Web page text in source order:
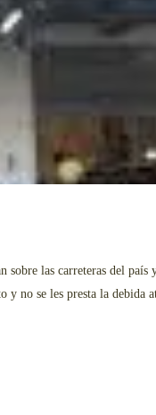
las carreteras del país
y no se les presta la debida